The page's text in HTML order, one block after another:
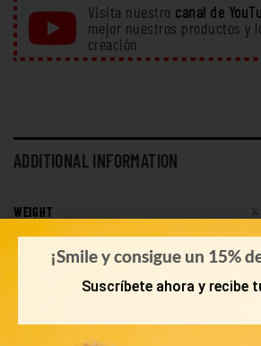
Visita nuestro canal de
mejor nuestros productos y
creación
ADDITIONAL INFORMATION
WEIGHT
¡Smile y consigue un 15%
Suscríbete ahora y recibe